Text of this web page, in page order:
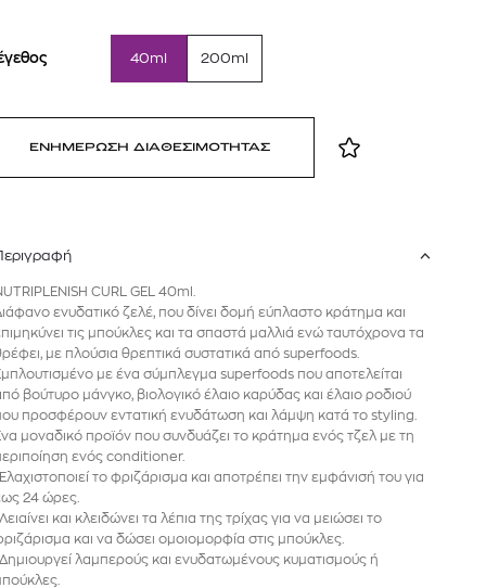
ΣΟΡΤΣ
€ 15% 61,84 €
40ml 200ml
ΕΝΗΜΕΡΩΣΗ ΔΙΑΘΕΣΙΜΟΤΗΤΑΣ
CURL GEL 40ml.
ενυδατικό ζελέ, που δίνει δομή εύπλαστο κράτημα και
τις μπούκλες και τα σπαστά μαλλιά ενώ ταυτόχρονα τα
με πλούσια θρεπτικά συστατικά από superfoods.
με ένα σύμπλεγμα superfoods που αποτελείται
βούτυρο μάνγκο, βιολογικό έλαιο καρύδας και έλαιο ροδιού
προσφέρουν εντατική ενυδάτωση και λάμψη κατά το styling.
μοναδικό προϊόν που συνδυάζει το κράτημα ενός τζελ με τη
ενός conditioner.
το φριζάρισμα και αποτρέπει την εμφάνισή του για
24 ώρες.
και κλειδώνει τα λέπια της τρίχας για να μειώσει το
και να δώσει ομοιομορφία στις μπούκλες.
λαμπερούς και ενυδατωμένους κυματισμούς ή